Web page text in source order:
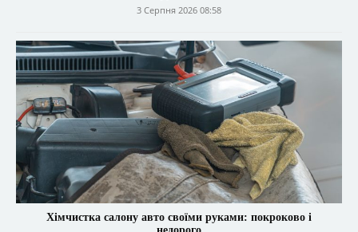
3 Серпня 2026 08:58
Хімчистка салону авто своїми руками: покроково і